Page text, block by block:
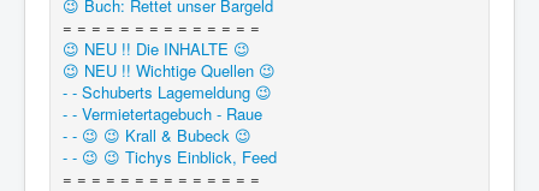
😉 Buch: Rettet unser Bargeld
= = = = = = = = = = = = = =
😉 NEU !! Die INHALTE 😉
😉 NEU !! Wichtige Quellen 😉
- - Schuberts Lagemeldung 😉
- - Vermietertagebuch - Raue
- - 😉 😉 Krall & Bubeck 😉
- - 😉 😉 Tichys Einblick, Feed
= = = = = = = = = = = = = =